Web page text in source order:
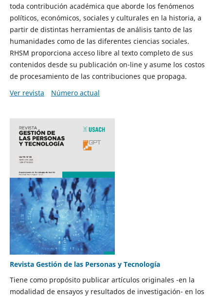
toda contribución académica que aborde los fenómenos
políticos, económicos, sociales y culturales en la historia, a
partir de distintas herramientas de análisis tanto de las
humanidades como de las diferentes ciencias sociales.
RHSM proporciona acceso libre al texto completo de sus
contenidos desde su publicación on-line y asume los costos
de procesamiento de las contribuciones que propaga.
Ver revista
Número actual
Revista Gestión de las Personas y Tecnología
Tiene como propósito publicar artículos originales -en la
modalidad de ensayos y resultados de investigación- en los